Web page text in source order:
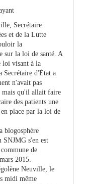
Secrétaire
et de la Lutte
la
sur la loi de santé. A
loi visant à la
Secrétaire d'État a
n'avait pas
mais qu'il allait faire
des patients une
place par la loi de
blogosphère
SNJMG s'en est
de
2015.
Neuville, le
midi même